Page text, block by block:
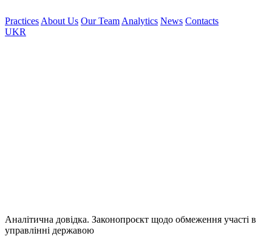
Practices About Us Our Team Analytics News Contacts
UKR
Аналітична довідка. Законопроєкт щодо обмеження участі в
управлінні державою